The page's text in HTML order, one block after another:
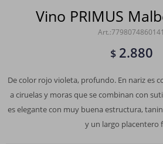
Vino PRIMUS
7798074860141
$ 2.880
De color rojo violeta, profundo. En nariz es
a ciruelas y moras que se combinan con
es elegante con muy buena estructura,
y un largo placentero